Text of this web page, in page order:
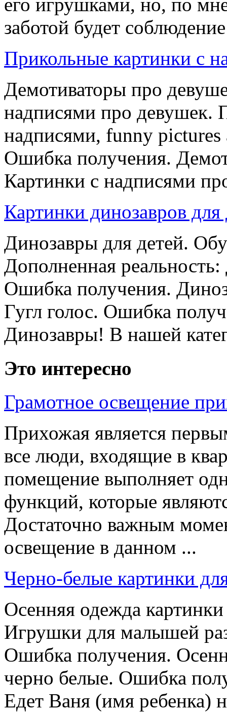
его игрушками, но, по
заботой будет
Прикольные картинки с
Демотиваторы про
надписями про девушек.
надписями, funny
Ошибка получения.
Картинки с надписями
Картинки динозавров для
Динозавры для детей.
Дополненная
Ошибка получения.
Гугл голос. Ошибка
Динозавры! В нашей
Это интересно
Грамотное освещение
Прихожая является
все люди, входящие в
помещение выполняет
функций, которые
Достаточно важным
освещение в данном ...
Черно-белые картинки
Осенняя одежда
Игрушки для малышей
Ошибка получения.
черно белые. Ошибка
Едет Ваня (имя ребенка)